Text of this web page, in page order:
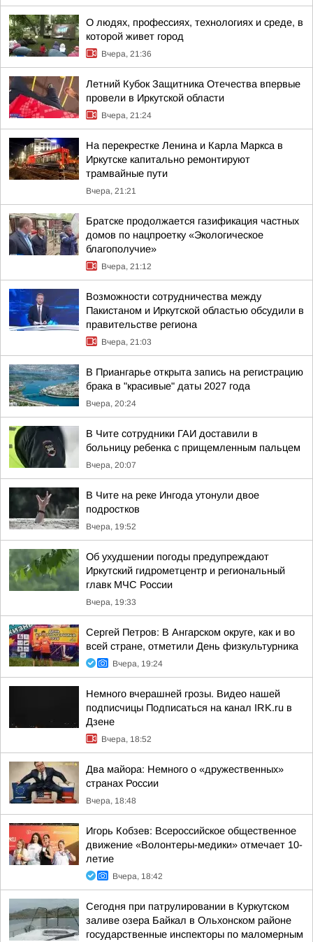
О людях, профессиях, технологиях и среде, в
которой живет город
Вчера, 21:36
Летний Кубок Защитника Отечества впервые
провели в Иркутской области
Вчера, 21:24
На перекрестке Ленина и Карла Маркса в
Иркутске капитально ремонтируют
трамвайные пути
Вчера, 21:21
Братске продолжается газификация частных
домов по нацпроетку «Экологическое
благополучие»
Вчера, 21:12
Возможности сотрудничества между
Пакистаном и Иркутской областью обсудили в
правительстве региона
Вчера, 21:03
В Приангарье открыта запись на регистрацию
брака в "красивые" даты 2027 года
Вчера, 20:24
В Чите сотрудники ГАИ доставили в
больницу ребенка с прищемленным пальцем
Вчера, 20:07
В Чите на реке Ингода утонули двое
подростков
Вчера, 19:52
Об ухудшении погоды предупреждают
Иркутский гидрометцентр и региональный
главк МЧС России
Вчера, 19:33
Сергей Петров: В Ангарском округе, как и во
всей стране, отметили День физкультурника
Вчера, 19:24
Немного вчерашней грозы. Видео нашей
подписчицы Подписаться на канал IRK.ru в
Дзене
Вчера, 18:52
Два майора: Немного о «дружественных»
странах России
Вчера, 18:48
Игорь Кобзев: Всероссийское общественное
движение «Волонтеры-медики» отмечает 10-
летие
Вчера, 18:42
Сегодня при патрулировании в Куркутском
заливе озера Байкал в Ольхонском районе
государственные инспекторы по маломерным